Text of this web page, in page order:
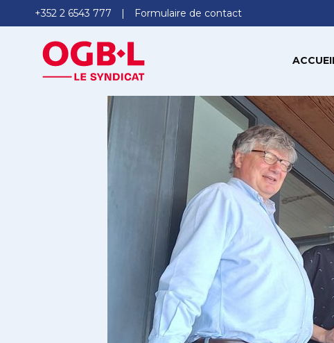
+352 2 6543 777 Formulaire de contact